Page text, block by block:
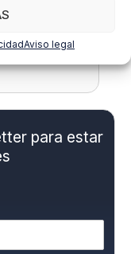
Aviso legal
de
para estar